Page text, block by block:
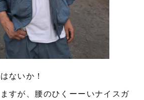
ないか！
すが、腰のひくーーいナイスガ